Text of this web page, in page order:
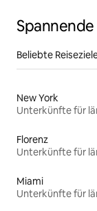
Beliebte
New York
Florenz
Miami